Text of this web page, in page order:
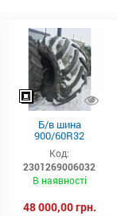
Б/в шина
900/60R32
(35,5р32) Michelin
Код:
2301269006032
В наявності
48 000,00 грн.